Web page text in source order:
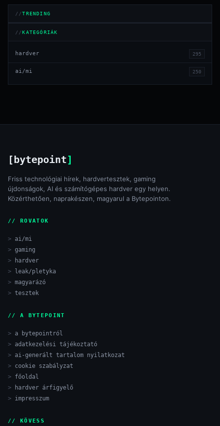
TRENDING
KATEGÓRIÁK
hardver 295
ai/mi 250
[bytepoint]
Friss technológiai hírek, hardvertesztek, gaming
újdonságok, AI és számítógépes hardver egy helyen.
Közérthetően, naprakészen, magyarul a Bytepointon.
// ROVATOK
ai/mi
gaming
hardver
leak/pletyka
magyarázó
tesztek
// A BYTEPOINT
a bytepointról
adatkezelési tájékoztató
ai-generált tartalom nyilatkozat
cookie szabályzat
főoldal
hardver árfigyelő
impresszum
// KÖVESS